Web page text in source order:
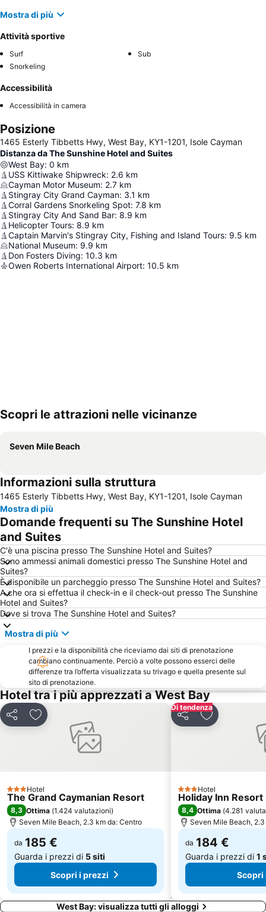
Mostra di più
Attività sportive
Surf
Sub
Snorkeling
Accessibilità
Accessibilità in camera
Posizione
1465 Esterly Tibbetts Hwy, West Bay, KY1-1201, Isole Cayman
Distanza da The Sunshine Hotel and Suites
West Bay: 0 km
USS Kittiwake Shipwreck: 2.6 km
Cayman Motor Museum: 2.7 km
Stingray City Grand Cayman: 3.1 km
Corral Gardens Snorkeling Spot: 7.8 km
Stingray City And Sand Bar: 8.9 km
Helicopter Tours: 8.9 km
Captain Marvin's Stingray City, Fishing and Island Tours: 9.5 km
National Museum: 9.9 km
Don Fosters Diving: 10.3 km
Owen Roberts International Airport: 10.5 km
Espandi mappa
Scopri le attrazioni nelle vicinanze
Seven Mile Beach
Informazioni sulla struttura
1465 Esterly Tibbetts Hwy, West Bay, KY1-1201, Isole Cayman
Mostra di più
Domande frequenti su The Sunshine Hotel
and Suites
C'è una piscina presso The Sunshine Hotel and Suites?
Sono ammessi animali domestici presso The Sunshine Hotel and
Suites?
È disponibile un parcheggio presso The Sunshine Hotel and Suites?
A che ora si effettua il check-in e il check-out presso The Sunshine
Hotel and Suites?
Dove si trova The Sunshine Hotel and Suites?
Mostra di più
I prezzi e la disponibilità che riceviamo dai siti di prenotazione
cambiano continuamente. Perciò a volte possono esserci delle
differenze tra l’offerta visualizzata su trivago e quella presente sul
sito di prenotazione.
Hotel tra i più apprezzati a West Bay
CondividiAggiungi ai preferiti
3 StelleHotel
The Grand Caymanian Resort
8,3 Ottima (1.424 valutazioni)
Seven Mile Beach, 2.3 km da: Centro
da 185 €
Guarda i prezzi di 5 siti
Scopri i prezzi
Di tendenza
CondividiAggiungi ai
3 StelleHotel
Holiday Inn Resort
8,4 Ottima (4.281
Seven Mile Beach,
da 184 €
Guarda i prezzi di 1
Scopri
West Bay: visualizza tutti gli alloggi